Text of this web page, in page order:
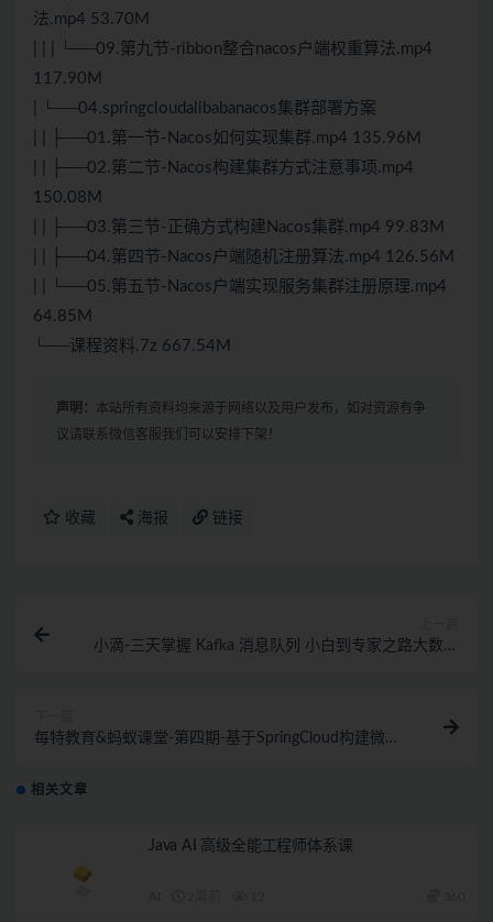
法.mp4 53.70M
| | | └──09.第九节-ribbon整合nacos户端权重算法.mp4
117.90M
| └──04.springcloudalibabanacos集群部署方案
| | ├──01.第一节-Nacos如何实现集群.mp4 135.96M
| | ├──02.第二节-Nacos构建集群方式注意事项.mp4
150.08M
| | ├──03.第三节-正确方式构建Nacos集群.mp4 99.83M
| | ├──04.第四节-Nacos户端随机注册算法.mp4 126.56M
| | └──05.第五节-Nacos户端实现服务集群注册原理.mp4
64.85M
└──课程资料.7z 667.54M
声明： 本站所有资料均来源于网络以及用户发布，如对资源有争
议请联系微信客服我们可以安排下架！
收藏 海报 链接
小滴-三天掌握 Kafka 消息队列 小白到专家之路大数据
每特教育&蚂蚁课堂-第四期-基于SpringCloud构建微服
相关文章
Java AI 高级全能工程师体系课